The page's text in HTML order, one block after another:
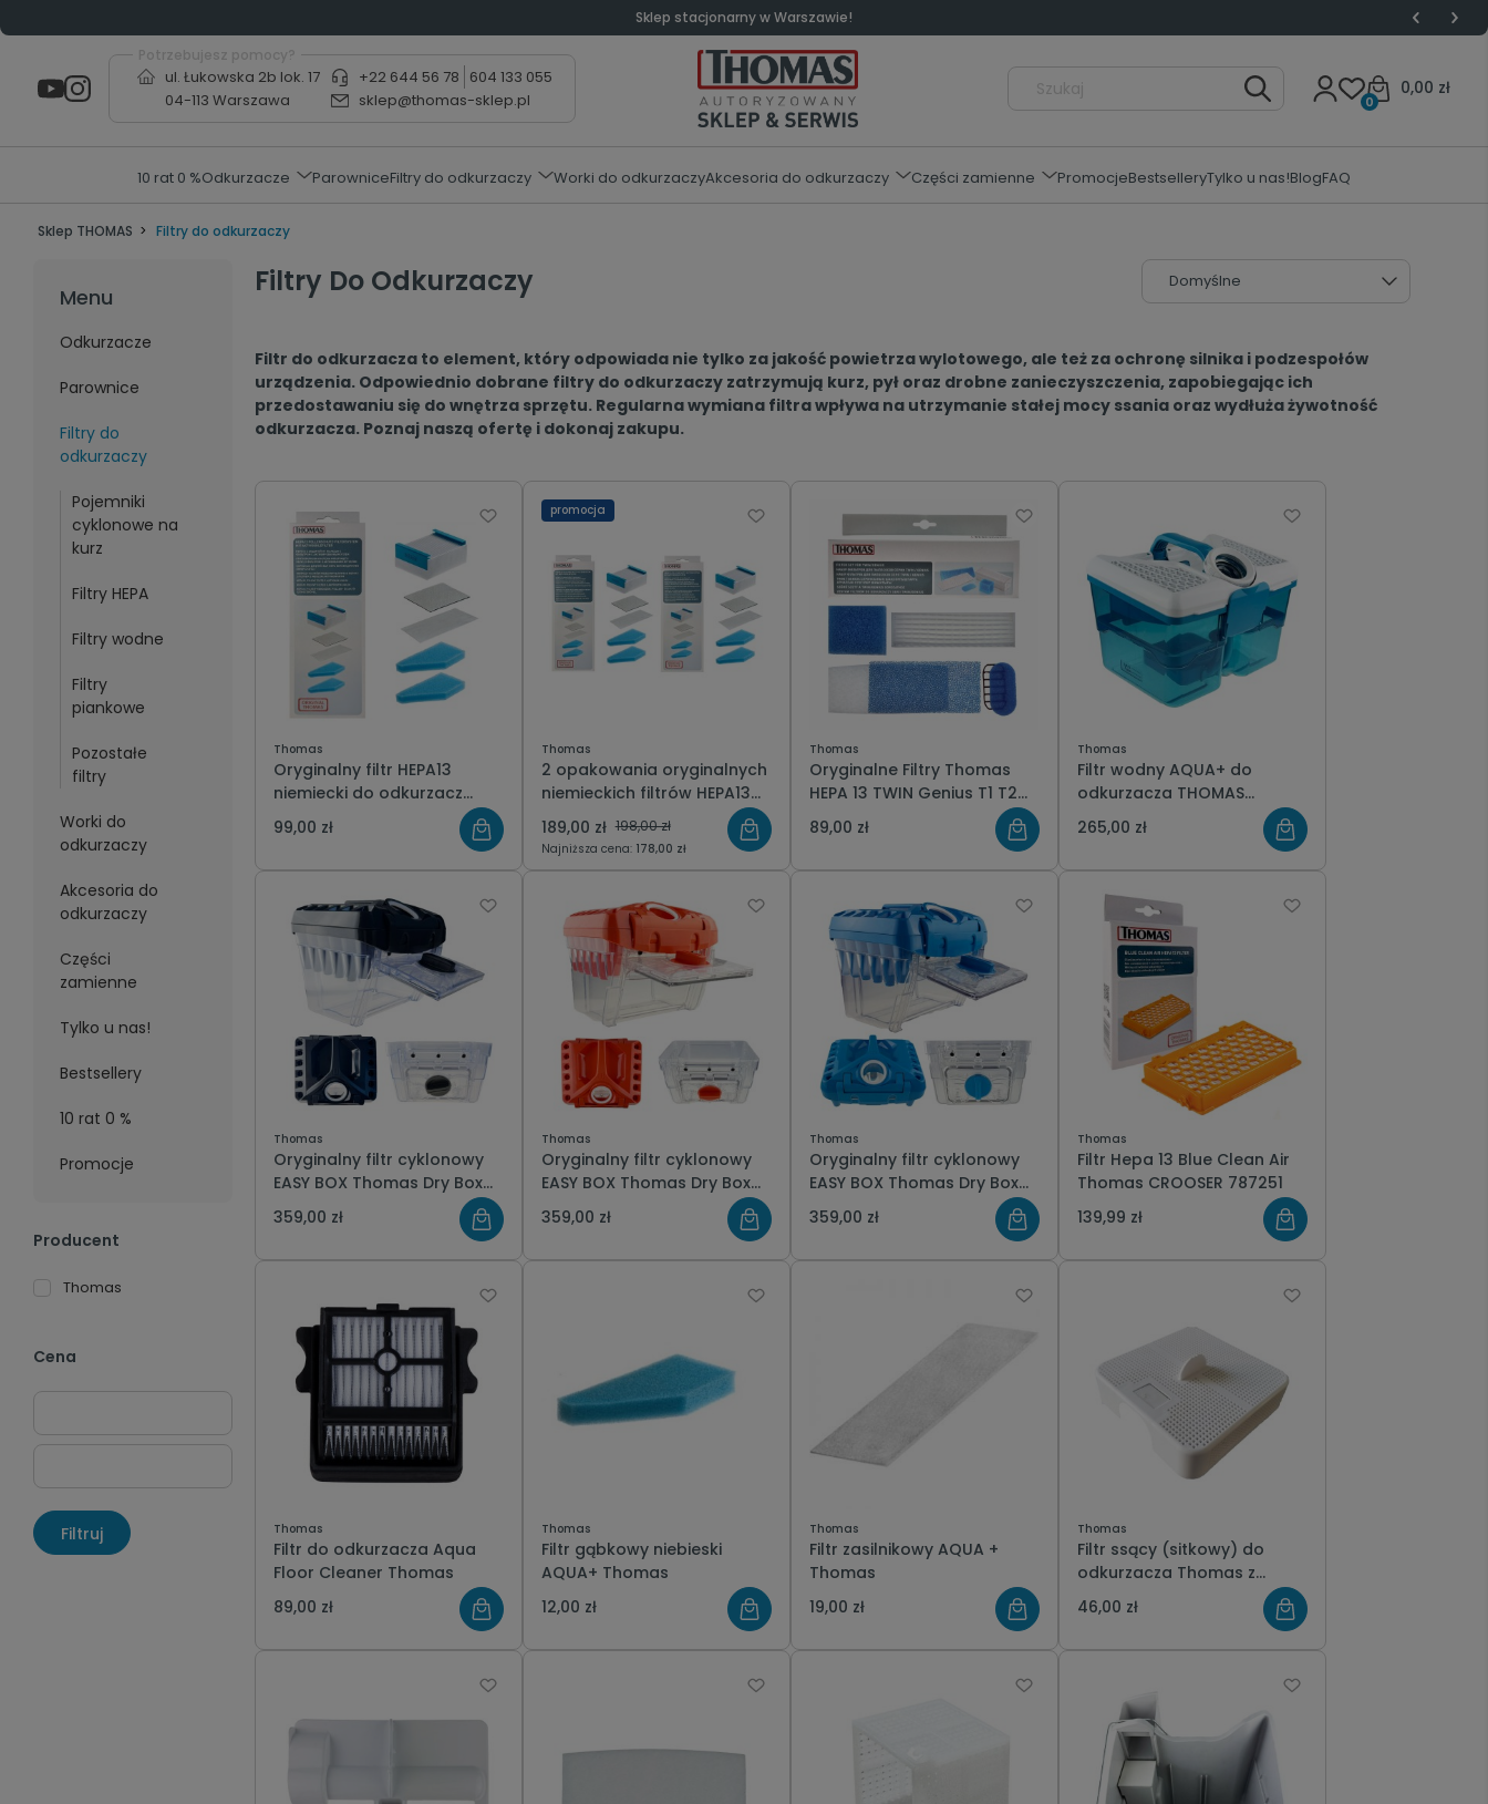
Sklep stacjonarny w Warszawie!
Potrzebujesz pomocy?
ul. Łukowska 2b lok. 17
04-113 Warszawa
+22 644 56 78 604 133 055
sklep@thomas-sklep.pl
0,00 zł
0
10 rat 0 %Odkurzacze ParowniceFiltry do odkurzaczy Worki do odkurzaczyAkcesoria do odkurzaczy Części zamienne PromocjeBestselleryTylko u nas!BlogFAQ
Sklep THOMAS Filtry do odkurzaczy
Menu
Odkurzacze
Parownice
Filtry do
odkurzaczy
Pojemniki
cyklonowe na
kurz
Filtry HEPA
Filtry wodne
Filtry
piankowe
Pozostałe
filtry
Worki do
odkurzaczy
Akcesoria do
odkurzaczy
Części
zamienne
Tylko u nas!
Bestsellery
10 rat 0 %
Promocje
Producent
Thomas
Cena
Filtruj
Filtry Do Odkurzaczy
Filtr do odkurzacza to element, który odpowiada nie tylko za jakość powietrza wylotowego, ale też za ochronę silnika i podzespołów
urządzenia. Odpowiednio dobrane filtry do odkurzaczy zatrzymują kurz, pył oraz drobne zanieczyszczenia, zapobiegając ich
przedostawaniu się do wnętrza sprzętu. Regularna wymiana filtra wpływa na utrzymanie stałej mocy ssania oraz wydłuża żywotność
odkurzacza. Poznaj naszą ofertę i dokonaj zakupu.
Thomas
Oryginalny filtr HEPA13
niemiecki do odkurzacz
piorącego i wodnego
AQUA+ AMFIBIA PERFECT
99,00 zł
Thomas
2 opakowania oryginalnych
niemieckich filtrów HEPA13
do odkurzacza piorącego i
wodnego AQUA+ Thomas
787276 zestaw filtry
189,00 zł 198,00 zł
Najniższa cena: 178,00 zł
promocja
Thomas
Oryginalne Filtry Thomas
HEPA 13 TWIN Genius T1 T2
TT Orca 787203 Zestaw
filtrów
89,00 zł
Thomas
Filtr wodny AQUA+ do
odkurzacza THOMAS
MultiCleanx10 Pet&Family
Amfibia Perfect
265,00 zł
Thomas
Oryginalny filtr cyklonowy
EASY BOX Thomas Dry Box
szary do odkurzacza
piorącego
359,00 zł
Thomas
Oryginalny filtr cyklonowy
EASY BOX Thomas Dry Box
pomarańczowy do
odkurzacza wodnego
359,00 zł
Thomas
Oryginalny filtr cyklonowy
EASY BOX Thomas Dry Box
niebieski do odkurzacza
wodnego
359,00 zł
Thomas
Filtr Hepa 13 Blue Clean Air
Thomas CROOSER 787251
139,99 zł
Thomas
Filtr do odkurzacza Aqua
Floor Cleaner Thomas
89,00 zł
Thomas
Filtr gąbkowy niebieski
AQUA+ Thomas
12,00 zł
Thomas
Filtr zasilnikowy AQUA +
Thomas
19,00 zł
Thomas
Filtr ssący (sitkowy) do
odkurzacza Thomas z
filtrem AQUA+
46,00 zł